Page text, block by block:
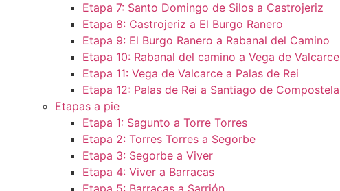
Etapa 7: Santo Domingo de Silos a Castrojeriz
Etapa 8: Castrojeriz a El Burgo Ranero
Etapa 9: El Burgo Ranero a Rabanal del Camino
Etapa 10: Rabanal del camino a Vega de Valcarce
Etapa 11: Vega de Valcarce a Palas de Rei
Etapa 12: Palas de Rei a Santiago de Compostela
Etapas a pie
Etapa 1: Sagunto a Torre Torres
Etapa 2: Torres Torres a Segorbe
Etapa 3: Segorbe a Viver
Etapa 4: Viver a Barracas
Etapa 5: Barracas a Sarrión